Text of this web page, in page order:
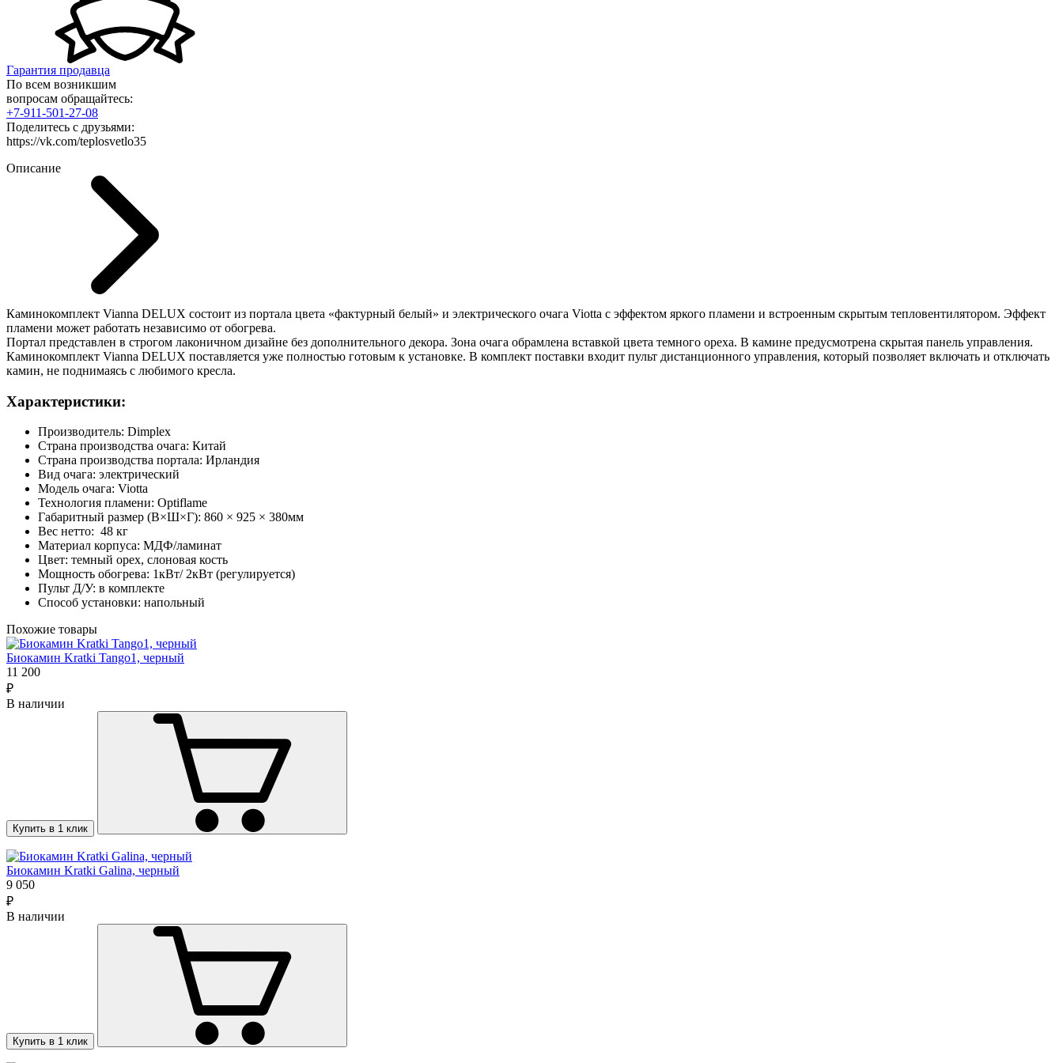
Гарантия продавца
По всем возникшим
вопросам обращайтесь:
+7-911-501-27-08
Поделитесь с друзьями:
https://vk.com/teplosvetlo35
Описание
Каминокомплект Vianna DELUX состоит из портала цвета «фактурный белый» и электрического очага Viotta с эффектом яркого пламени и встроенным скрытым тепловентилятором. Эффект
пламени может работать независимо от обогрева.
Портал представлен в строгом лаконичном дизайне без дополнительного декора. Зона очага обрамлена вставкой цвета темного ореха. В камине предусмотрена скрытая панель управления.
Каминокомплект Vianna DELUX поставляется уже полностью готовым к установке. В комплект поставки входит пульт дистанционного управления, который позволяет включать и отключать
камин, не поднимаясь с любимого кресла.
Характеристики:
Производитель: Dimplex
Страна производства очага: Китай
Страна производства портала: Ирландия
Вид очага: электрический
Модель очага: Viotta
Технология пламени: Optiflame
Габаритный размер (В×Ш×Г): 860 × 925 × 380мм
Вес нетто: 48 кг
Материал корпуса: МДФ/ламинат
Цвет: темный орех, слоновая кость
Мощность обогрева: 1кВт/ 2кВт (регулируется)
Пульт Д/У: в комплекте
Способ установки: напольный
Похожие товары
Биокамин Kratki Tango1, черный
11 200
₽
В наличии
Купить в 1 клик
Биокамин Kratki Galina, черный
9 050
₽
В наличии
Купить в 1 клик